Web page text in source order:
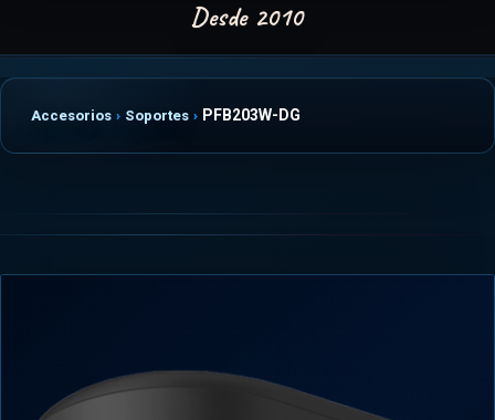
Accesorios Soportes PFB203W-DG